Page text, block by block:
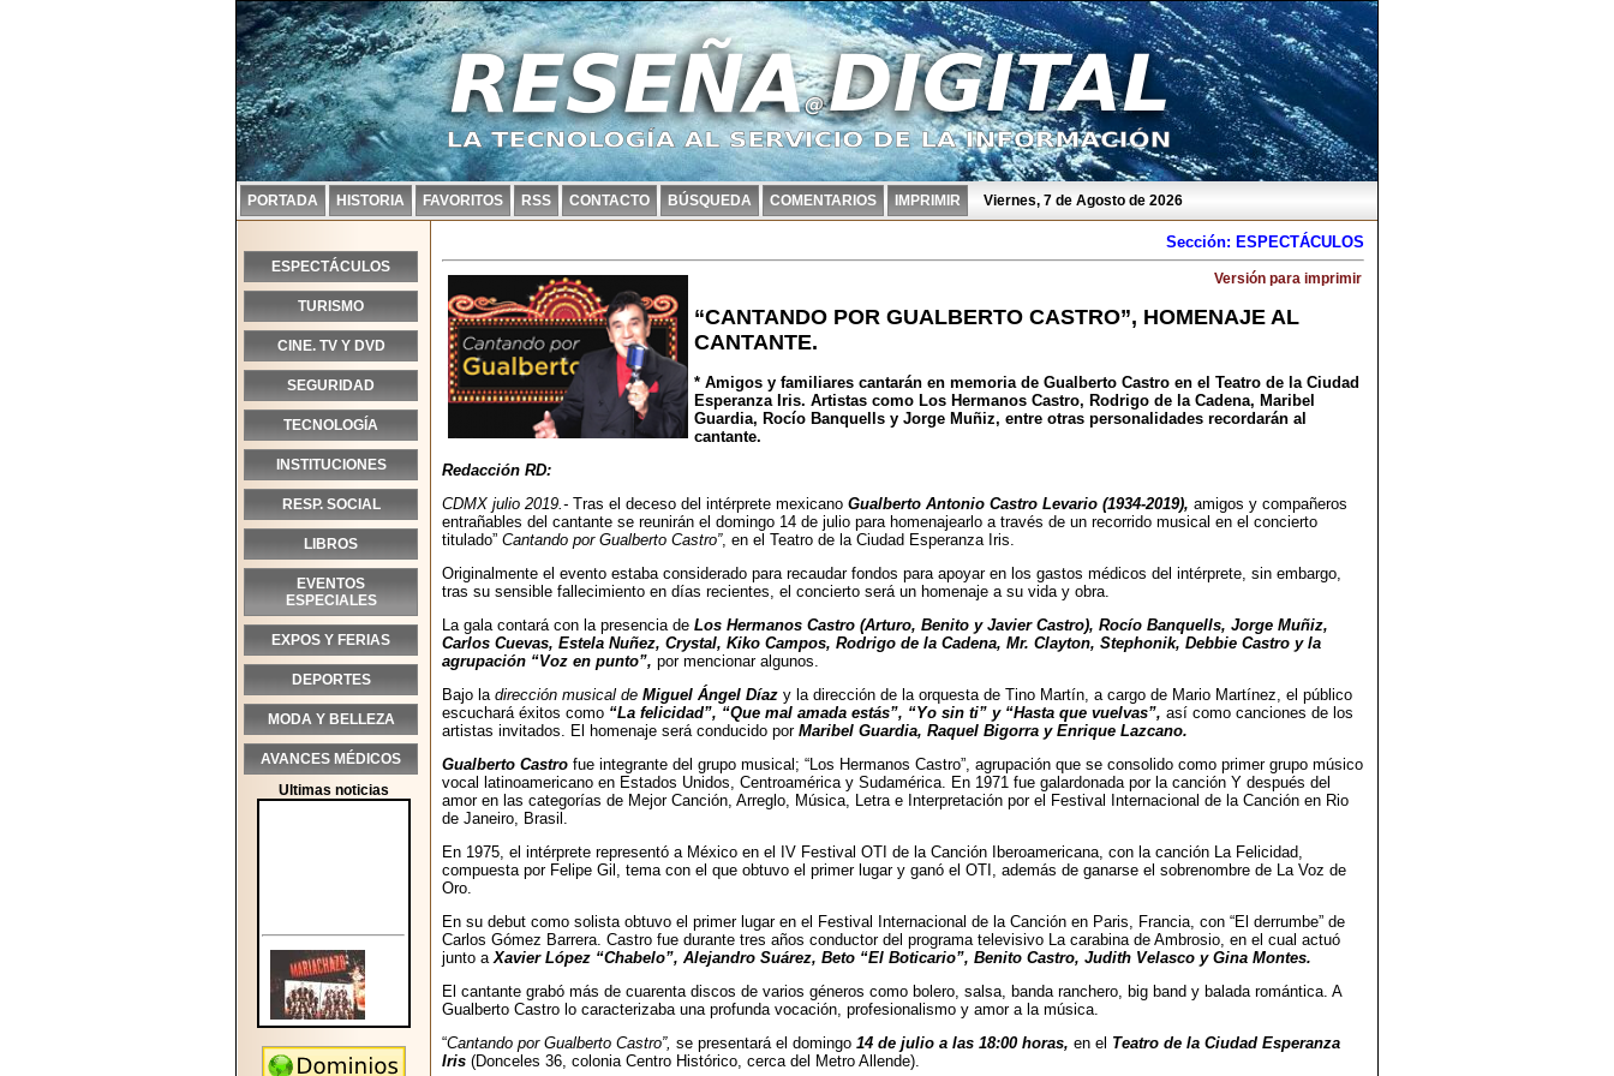
PORTADA HISTORIA FAVORITOS RSS CONTACTO BÚSQUEDA COMENTARIOS IMPRIMIR Viernes, 7 de Agosto de 2026
ESPECTÁCULOS
TURISMO
CINE. TV Y DVD
SEGURIDAD
TECNOLOGÍA
INSTITUCIONES
RESP. SOCIAL
LIBROS
EVENTOS
ESPECIALES
EXPOS Y FERIAS
DEPORTES
MODA Y BELLEZA
AVANCES MÉDICOS
Ultimas noticias
Sección: ESPECTÁCULOS
Versión para imprimir
“CANTANDO POR GUALBERTO CASTRO”, HOMENAJE AL
CANTANTE.
* Amigos y familiares cantarán en memoria de Gualberto Castro en el Teatro de la Ciudad
Esperanza Iris. Artistas como Los Hermanos Castro, Rodrigo de la Cadena, Maribel
Guardia, Rocío Banquells y Jorge Muñiz, entre otras personalidades recordarán al
cantante.
Redacción RD:
CDMX julio 2019.- Tras el deceso del intérprete mexicano Gualberto Antonio Castro Levario (1934-2019), amigos y compañeros
entrañables del cantante se reunirán el domingo 14 de julio para homenajearlo a través de un recorrido musical en el concierto
titulado” Cantando por Gualberto Castro”, en el Teatro de la Ciudad Esperanza Iris.
Originalmente el evento estaba considerado para recaudar fondos para apoyar en los gastos médicos del intérprete, sin embargo,
tras su sensible fallecimiento en días recientes, el concierto será un homenaje a su vida y obra.
La gala contará con la presencia de Los Hermanos Castro (Arturo, Benito y Javier Castro), Rocío Banquells, Jorge Muñiz,
Carlos Cuevas, Estela Nuñez, Crystal, Kiko Campos, Rodrigo de la Cadena, Mr. Clayton, Stephonik, Debbie Castro y la
agrupación “Voz en punto”, por mencionar algunos.
Bajo la dirección musical de Miguel Ángel Díaz y la dirección de la orquesta de Tino Martín, a cargo de Mario Martínez, el público
escuchará éxitos como “La felicidad”, “Que mal amada estás”, “Yo sin ti” y “Hasta que vuelvas”, así como canciones de los
artistas invitados. El homenaje será conducido por Maribel Guardia, Raquel Bigorra y Enrique Lazcano.
Gualberto Castro fue integrante del grupo musical; “Los Hermanos Castro”, agrupación que se consolido como primer grupo músico
vocal latinoamericano en Estados Unidos, Centroamérica y Sudamérica. En 1971 fue galardonada por la canción Y después del
amor en las categorías de Mejor Canción, Arreglo, Música, Letra e Interpretación por el Festival Internacional de la Canción en Rio
de Janeiro, Brasil.
En 1975, el intérprete representó a México en el IV Festival OTI de la Canción Iberoamericana, con la canción La Felicidad,
compuesta por Felipe Gil, tema con el que obtuvo el primer lugar y ganó el OTI, además de ganarse el sobrenombre de La Voz de
Oro.
En su debut como solista obtuvo el primer lugar en el Festival Internacional de la Canción en Paris, Francia, con “El derrumbe” de
Carlos Gómez Barrera. Castro fue durante tres años conductor del programa televisivo La carabina de Ambrosio, en el cual actuó
junto aXavier López “Chabelo”, Alejandro Suárez, Beto “El Boticario”, Benito Castro, Judith Velasco y Gina Montes.
El cantante grabó más de cuarenta discos de varios géneros como bolero, salsa, banda ranchero, big band y balada romántica. A
Gualberto Castro lo caracterizaba una profunda vocación, profesionalismo y amor a la música.
“Cantando por Gualberto Castro”, se presentará el domingo 14 de julio a las 18:00 horas, en el Teatro de la Ciudad Esperanza
Iris (Donceles 36, colonia Centro Histórico, cerca del Metro Allende).